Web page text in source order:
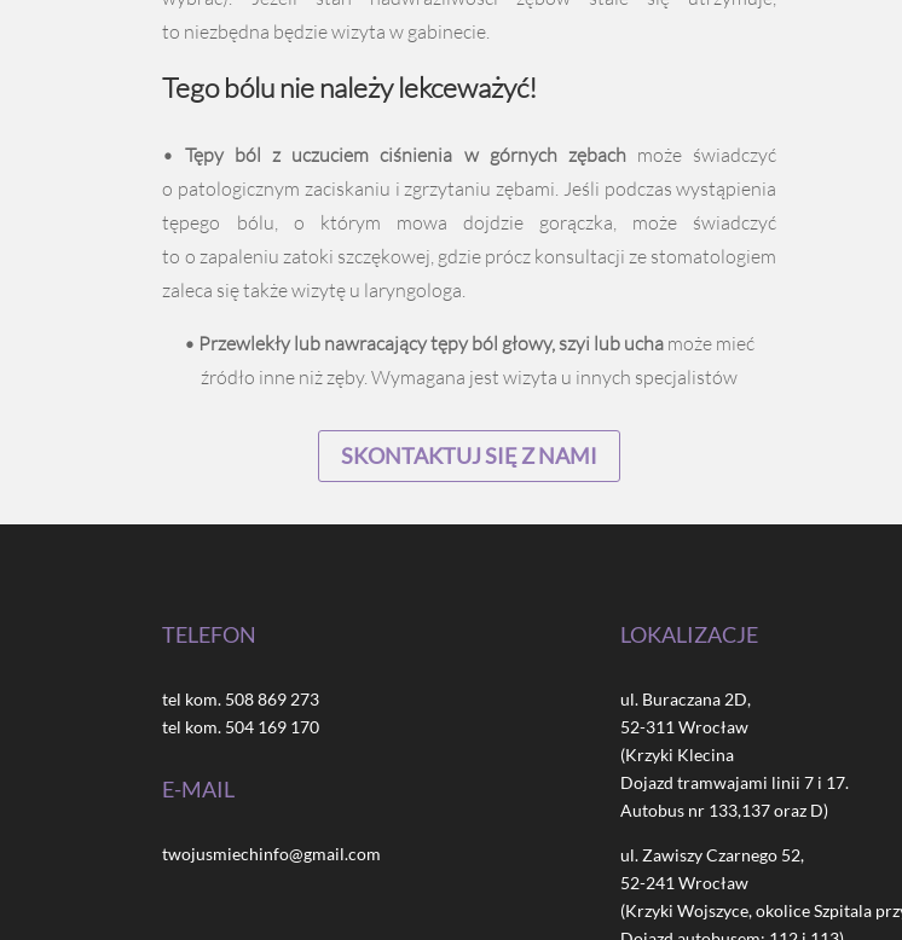
to niezbędna będzie wizyta w gabinecie.
Tego bólu nie należy lekceważyć!
• Tępy ból z uczuciem ciśnienia w górnych zębach może świadczyć
o patologicznym zaciskaniu i zgrzytaniu zębami. Jeśli podczas wystąpienia
tępego bólu, o którym mowa dojdzie gorączka, może świadczyć
to o zapaleniu zatoki szczękowej, gdzie prócz konsultacji ze stomatologiem
zaleca się także wizytę u laryngologa.
• Przewlekły lub nawracający tępy ból głowy, szyi lub ucha może mieć
źródło inne niż zęby. Wymagana jest wizyta u innych specjalistów
SKONTAKTUJ SIĘ Z NAMI
TELEFON
tel kom. 508 869 273
tel kom. 504 169 170
E-MAIL
twojusmiechinfo@gmail.com
LOKALIZACJE
ul. Buraczana 2D,
52-311 Wrocław
(Krzyki Klecina
Dojazd tramwajami linii 7 i 17.
Autobus nr 133,137 oraz D)
ul. Zawiszy Czarnego 52,
52-241 Wrocław
(Krzyki Wojszyce, okolice Szpitala